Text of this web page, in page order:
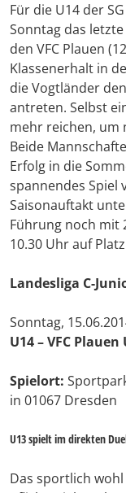
Für die U14 der
Sonntag das
den VFC Plauen
Klassenerhalt in
die Vogtländer
antreten. Selbst
mehr reichen, um
Beide
Erfolg in die
spannendes
Saisonauftakt
Führung noch mit
10.30 Uhr auf
Landesliga C-
Sonntag,
U14 – VFC Plauen
Spielort:
in 01067 Dresden
U13 spielt im direkten
Das sportlich